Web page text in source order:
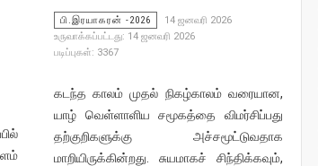
பி.இரயாகரன் -2026
14 ஜனவரி 2026
உருவாக்கப்பட்டது: 14 ஜனவரி 2026
படிப்புகள்: 3367
கடந்த காலம் முதல் நிகழ்காலம் வரையான,
யாழ் வெள்ளாளிய சமூகத்தை விமர்சிப்பது
தற்குறிகளுக்கு அச்சமூட்டுவதாக
மாறியிருக்கின்றது. சுயமாகச் சிந்திக்கவும்,